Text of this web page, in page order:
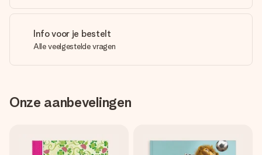
Info voor je bestelt
Alle veelgestelde vragen
Onze aanbevelingen